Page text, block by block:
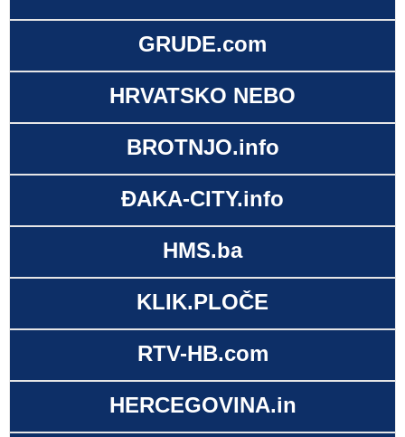
GRUDE.com
HRVATSKO NEBO
BROTNJO.info
ĐAKA-CITY.info
HMS.ba
KLIK.PLOČE
RTV-HB.com
HERCEGOVINA.in